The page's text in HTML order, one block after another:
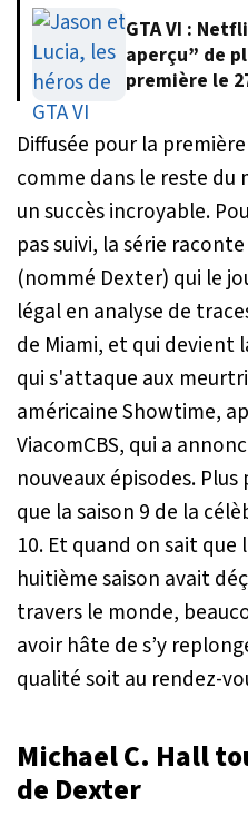
GTA VI :
aperçu” de
première le
Diffusée pour la
comme dans le reste du
un succès incroyable.
pas suivi, la série
(nommé Dexter) qui le
légal en analyse de
de Miami, et qui devient
qui s'attaque aux
américaine Showtime,
ViacomCBS, qui a
nouveaux épisodes.
que la saison 9 de la
10. Et quand on sait
huitième saison avait
travers le monde,
avoir hâte de s’y
qualité soit au rendez-
Michael C. Hall
de Dexter